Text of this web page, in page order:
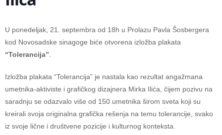
U ponedeljak, 21. septembra od 18h u Prolazu Pavla Šosbergera
kod Novosadske sinagoge biće otvorena izložba plakata
“Tolerancija”
Izložba plakata “Tolerancija” je nastala kao rezultat angažmana
umetnika-aktiviste i grafičkog dizajnera Mirka Ilića, čijem pozivu na
saradnju se odazvalo više od 150 umetnika širom sveta koji su
kreirali svoja originalna grafička rešenja na temu tolerancije, svako
iz svoje lične i društvene pozicije i kulturnog konteksta.